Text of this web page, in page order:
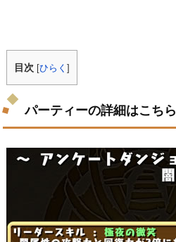
目次 [ひらく]
パーティーの詳細はこちら